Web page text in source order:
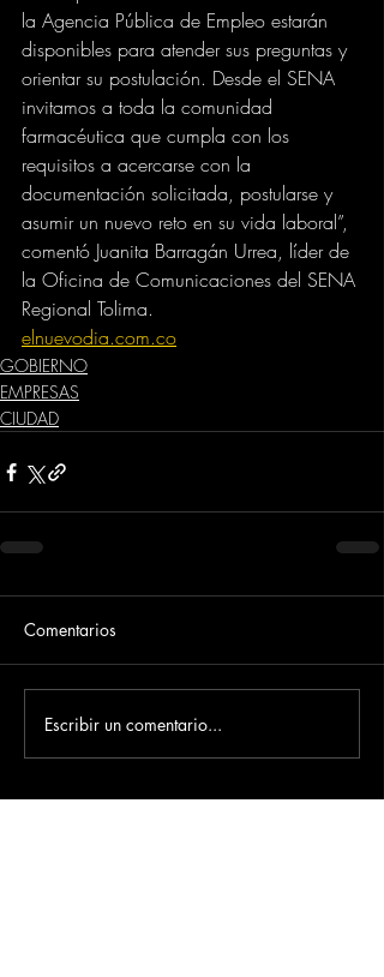
la Agencia Pública de Empleo estarán
disponibles para atender sus preguntas y
orientar su postulación. Desde el SENA
invitamos a toda la comunidad
farmacéutica que cumpla con los
requisitos a acercarse con la
documentación solicitada, postularse y
asumir un nuevo reto en su vida laboral”,
comentó Juanita Barragán Urrea, líder de
la Oficina de Comunicaciones del SENA
Regional Tolima.
elnuevodia.com.co
GOBIERNO
EMPRESAS
CIUDAD
Comentarios
Escribir un comentario...